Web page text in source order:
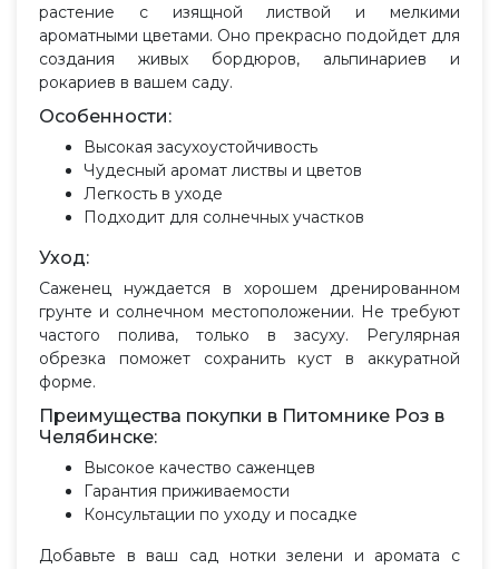
растение с изящной листвой и мелкими
ароматными цветами. Оно прекрасно подойдет для
создания живых бордюров, альпинариев и
рокариев в вашем саду.
Особенности:
Высокая засухоустойчивость
Чудесный аромат листвы и цветов
Легкость в уходе
Подходит для солнечных участков
Уход:
Саженец нуждается в хорошем дренированном
грунте и солнечном местоположении. Не требуют
частого полива, только в засуху. Регулярная
обрезка поможет сохранить куст в аккуратной
форме.
Преимущества покупки в Питомнике Роз в
Челябинске:
Высокое качество саженцев
Гарантия приживаемости
Консультации по уходу и посадке
Добавьте в ваш сад нотки зелени и аромата с